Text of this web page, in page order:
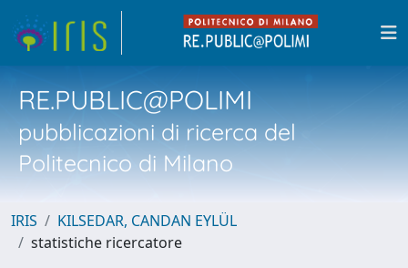
RE.PUBLIC@POLIMI
pubblicazioni di ricerca del
Politecnico di Milano
IRIS
KILSEDAR, CANDAN EYLÜL
statistiche ricercatore